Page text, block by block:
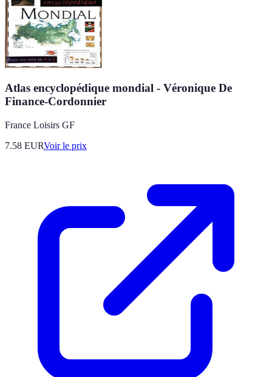
Atlas encyclopédique mondial - Véronique De
Finance-Cordonnier
France Loisirs GF
7.58 EURVoir le prix